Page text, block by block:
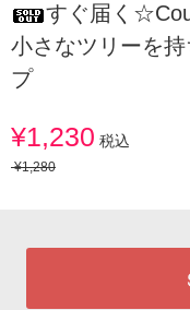
すぐ届く
小さなツリーを
プ
¥1,230 税込
¥1,280